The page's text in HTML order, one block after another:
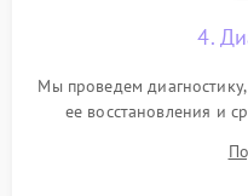
4.
Мы проведем
ее восстановления и